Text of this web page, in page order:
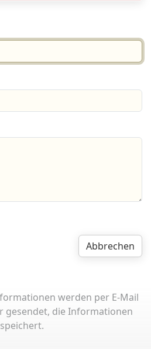
Abbrechen
werden per E-Mail
gesendet, die Informationen